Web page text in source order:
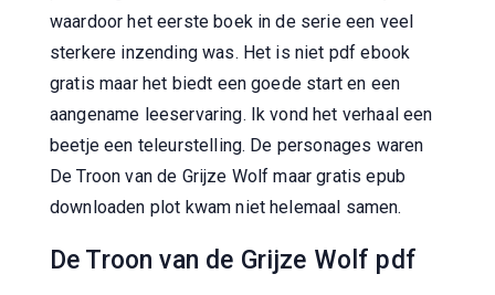
waardoor het eerste boek in de serie een veel
sterkere inzending was. Het is niet pdf ebook
gratis maar het biedt een goede start en een
aangename leeservaring. Ik vond het verhaal een
beetje een teleurstelling. De personages waren
De Troon van de Grijze Wolf maar gratis epub
downloaden plot kwam niet helemaal samen.
De Troon van de Grijze Wolf pdf